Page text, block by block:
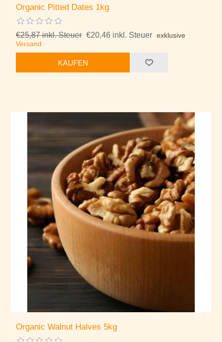
Organic Pitted Dates 1kg
€25,87 inkl. Steuer €20,46 inkl. Steuer exklusive
Versand
KAUFEN
Organic Walnut Halves 5kg